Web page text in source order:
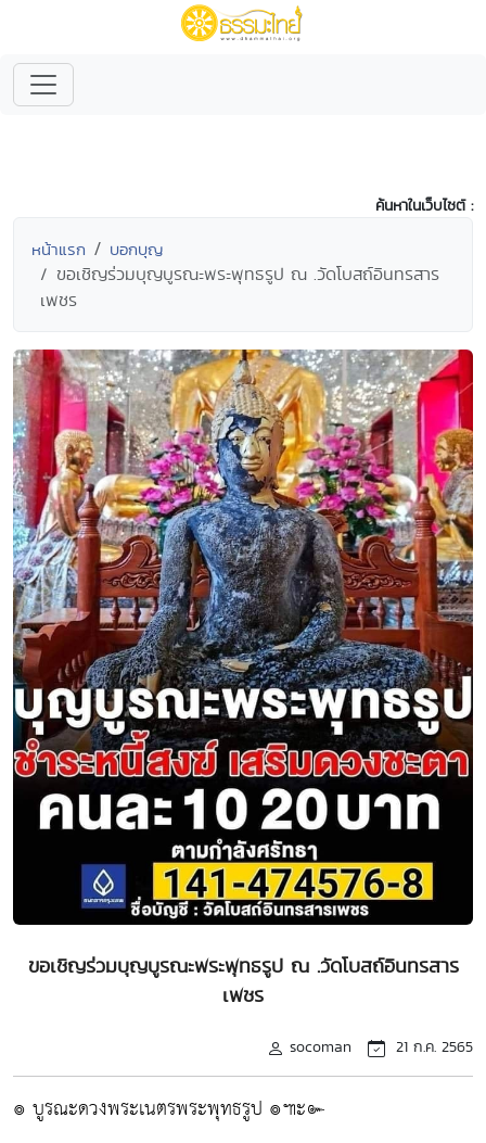
ค้นหาในเว็บไซต์ :
หน้าแรก บอกบุญ
ขอเชิญร่วมบุญบูรณะพระพุทธรูป ณ .วัดโบสถ์อินทรสาร
เพชร
ขอเชิญร่วมบุญบูรณะพระพุทธรูป ณ .วัดโบสถ์อินทรสาร
เพชร
socoman 21 ก.ค. 2565
๏ บูรณะดวงพระเนตรพระพุทธรูป ๏๚ะ๛